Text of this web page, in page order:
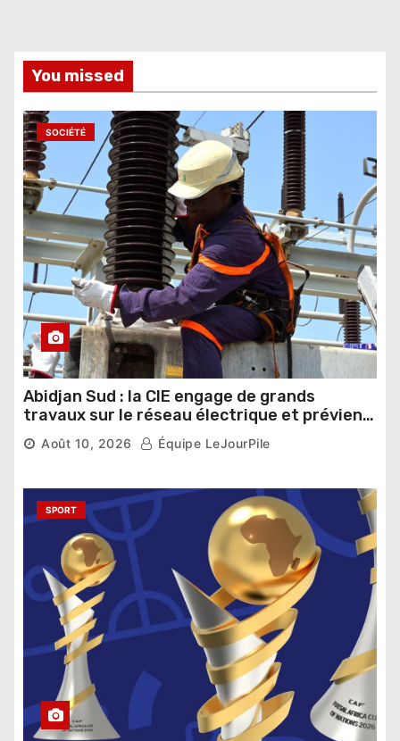
You missed
SOCIÉTÉ
Abidjan Sud : la CIE engage de grands
travaux sur le réseau électrique et prévient
des coupures
Août 10, 2026 Équipe LeJourPile
SPORT